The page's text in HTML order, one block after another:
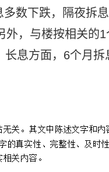
数下跌，隔夜拆
，与楼按相关的
息方面，6个月